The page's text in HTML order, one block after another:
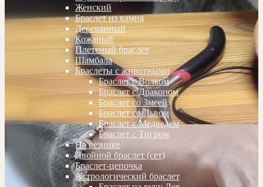
Женский
Браслет из камня
Деревянный
Кожаный
Плетеный браслет
Шамбала
Браслеты с животными
Браслет с Волком
Браслет с Драконом
Браслет со Змеей
Браслет со Львом
Браслет с Медведем
Браслет с Тигром
На резинке
Двойной браслет (сет)
Браслет-цепочка
Астрологический браслет